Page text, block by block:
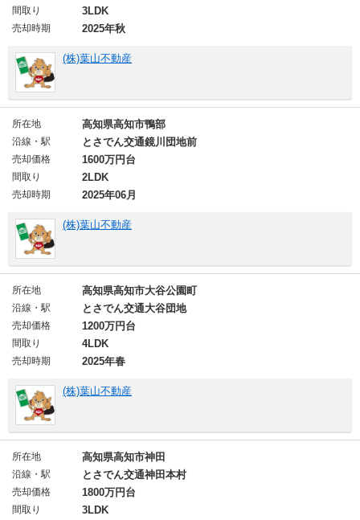
間取り 3LDK
売却時期 2025年秋
(株)葉山不動産
所在地 高知県高知市鴨部
沿線・駅 とさでん交通鏡川団地前
売却価格 1600万円台
間取り 2LDK
売却時期 2025年06月
(株)葉山不動産
所在地 高知県高知市大谷公園町
沿線・駅 とさでん交通大谷団地
売却価格 1200万円台
間取り 4LDK
売却時期 2025年春
(株)葉山不動産
所在地 高知県高知市神田
沿線・駅 とさでん交通神田本村
売却価格 1800万円台
間取り 3LDK